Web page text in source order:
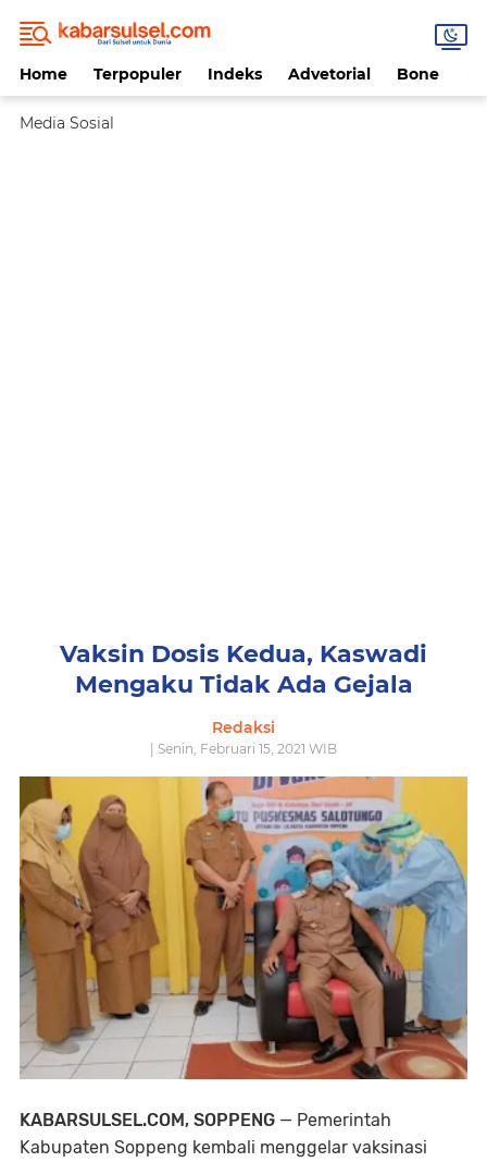
Home Terpopuler Indeks Advetorial Bone
Media Sosial
Vaksin Dosis Kedua, Kaswadi
Mengaku Tidak Ada Gejala
Redaksi
| Senin, Februari 15, 2021 WIB
KABARSULSEL.COM, SOPPENG — Pemerintah
Kabupaten Soppeng kembali menggelar vaksinasi